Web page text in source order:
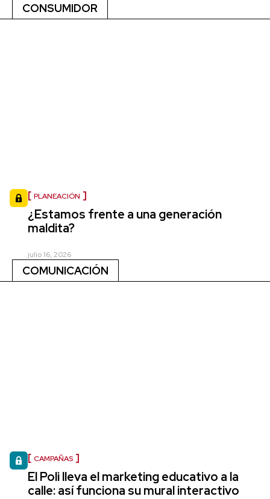
CONSUMIDOR
PLANEACIÓN
¿Estamos frente a una generación
maldita?
julio 16, 2026
COMUNICACIÓN
CAMPAÑAS
El Poli lleva el marketing educativo a la
calle: así funciona su mural interactivo